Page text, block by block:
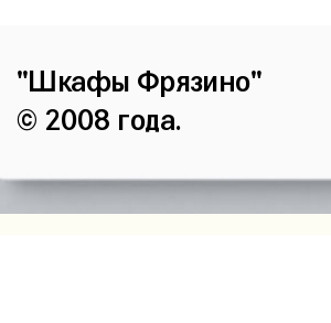
"Шкафы Фрязино"
© 2008 года.